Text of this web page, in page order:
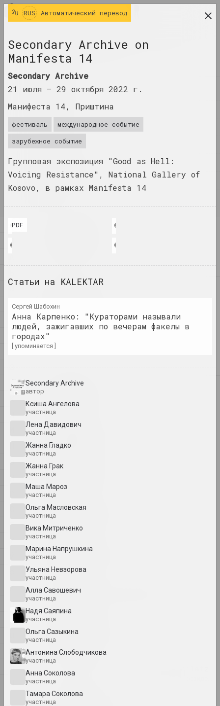
современного искусства
ЖУРНАЛ
ИНДЕКС
ИМЕНА
ТЕРМИНЫ
СОБЫТИЯ
ПРОИЗВЕДЕНИЯ
ДОКУМЕНТЫ
RUS
1
4
В
Г
Д
Е
Ж
З
И
Ч
Щ
Ю
4
400 квадратов
А
Тихон Абрамов
RUS Автоматический перевод
Secondary Archive on
Manifesta 14
Secondary Archive
21 июля – 29 октября 2022 г.
Манифеста 14, Приштина
фестиваль
международное событие
зарубежное событие
Групповая экспозиция "Good as Hell:
Voicing Resistance", National Gallery of
Kosovo, в рамках Manifesta 14
PDF
© Secondary Archive © Secondary Archive
© Secondary Archive © Secondary Archive
Статьи на KALEKTAR
Сергей Шабохин
Анна Карпенко: "Кураторами называли
людей, зажигавших по вечерам факелы в
городах"
[ упоминается ]
Secondary Archive
автор
Ксиша Ангелова
участница
Лена Давидович
участница
Жанна Гладко
участница
Жанна Грак
участница
Маша Мароз
участница
Ольга Масловская
участница
Вика Митриченко
участница
Марина Напрушкина
участница
Ульяна Невзорова
участница
Алла Савошевич
участница
Надя Саяпина
участница
Ольга Сазыкина
участница
Антонина Слободчикова
участница
Анна Соколова
участница
Тамара Соколова
участница